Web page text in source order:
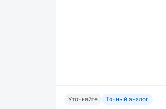
Уточняйте Точный аналог